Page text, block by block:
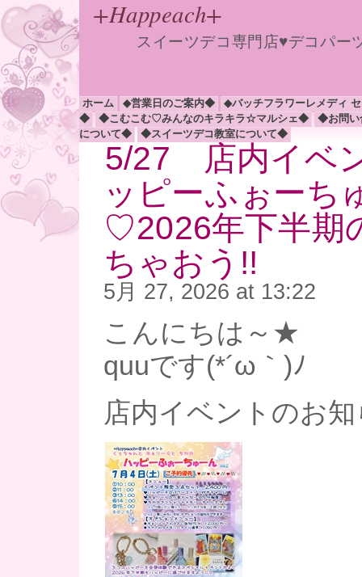
+Happeach+
スイーツデコ専門店♥デコパ
ホーム ◆営業日のご案内◆
◆バッチフラワーレメディ
◆
◆こむこむ♡みんなのキラキラ☆マルシェ◆
◆お問
について◆
◆スイーツデコ教室について◆
5/27 店内イベ
ッピーふぉーち
♡2026年下半期
ちゃおう!!
5月 27, 2026 at 13:22
こんにちは～★
quuです(*´ω｀)ﾉ
店内イベントのお